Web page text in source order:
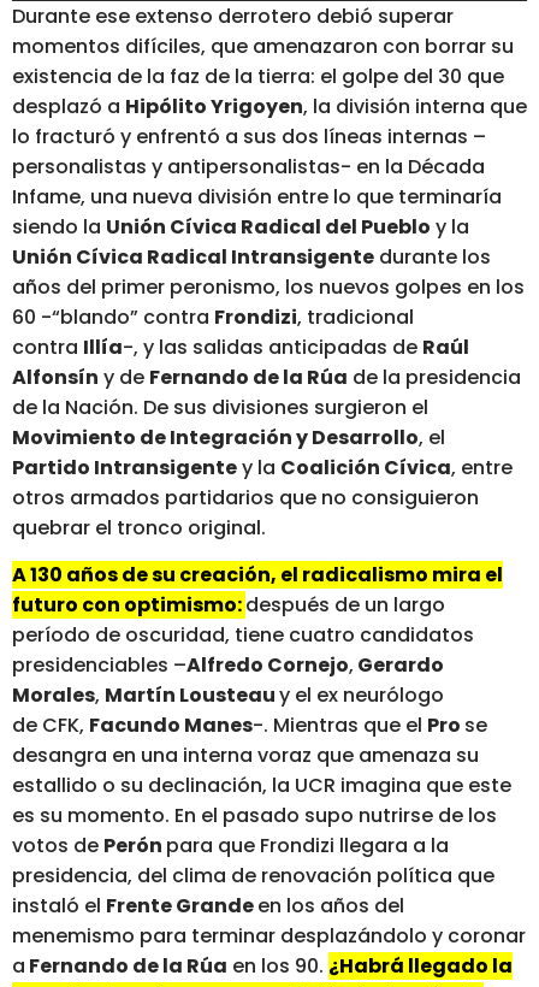
Durante ese extenso derrotero debió superar
momentos difíciles, que amenazaron con borrar su
existencia de la faz de la tierra: el golpe del 30 que
desplazó a Hipólito Yrigoyen, la división interna que
lo fracturó y enfrentó a sus dos líneas internas –
personalistas y antipersonalistas- en la Década
Infame, una nueva división entre lo que terminaría
siendo la Unión Cívica Radical del Pueblo y la
Unión Cívica Radical Intransigente durante los
años del primer peronismo, los nuevos golpes en los
60 -“blando” contra Frondizi, tradicional
contra Illía-, y las salidas anticipadas de Raúl
Alfonsín y de Fernando de la Rúa de la presidencia
de la Nación. De sus divisiones surgieron el
Movimiento de Integración y Desarrollo, el
Partido Intransigentey la Coalición Cívica, entre
otros armados partidarios que no consiguieron
quebrar el tronco original.
A 130 años de su creación, el radicalismo mira el
futuro con optimismo:después de un largo
período de oscuridad, tiene cuatro candidatos
presidenciables –Alfredo Cornejo, Gerardo
Morales, Martín Lousteauy el ex neurólogo
de CFK, Facundo Manes-. Mientras que el Pro se
desangra en una interna voraz que amenaza su
estallido o su declinación, la UCR imagina que este
es su momento. En el pasado supo nutrirse de los
votos de Perón para que Frondizi llegara a la
presidencia, del clima de renovación política que
instaló el Frente Grandeen los años del
menemismo para terminar desplazándolo y coronar
a Fernando de la Rúa en los 90. ¿Habrá llegado la